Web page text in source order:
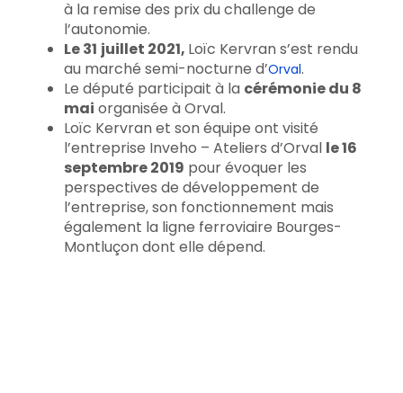
à la remise des prix du challenge de
l’autonomie.
Le 31 juillet 2021, Loïc Kervran s’est rendu
au marché semi-nocturne d’Orval.
Le député participait à la cérémonie du 8
mai organisée à Orval.
Loïc Kervran et son équipe ont visité
l’entreprise Inveho – Ateliers d’Orval le 16
septembre 2019 pour évoquer les
perspectives de développement de
l’entreprise, son fonctionnement mais
également la ligne ferroviaire Bourges-
Montluçon dont elle dépend.